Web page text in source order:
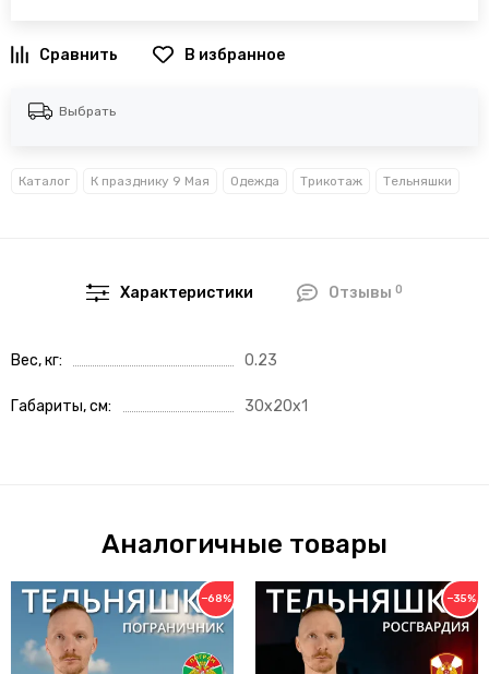
В избранное
Выбрать
Каталог К празднику 9 Мая Одежда Трикотаж Тельняшки
Характеристики Отзывы 0
Вес, кг 0.23
Габариты, см 30x20x1
Аналогичные товары
−68% −35%